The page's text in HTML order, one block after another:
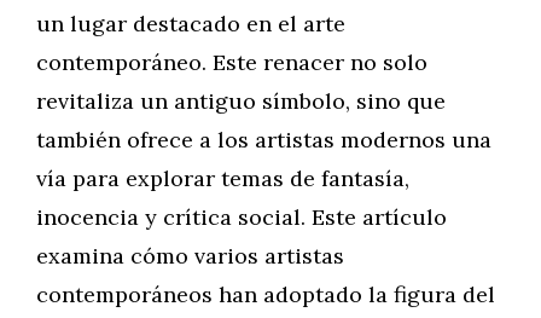
un lugar destacado en el arte
contemporáneo. Este renacer no solo
revitaliza un antiguo símbolo, sino que
también ofrece a los artistas modernos una
vía para explorar temas de fantasía,
inocencia y crítica social. Este artículo
examina cómo varios artistas
contemporáneos han adoptado la figura del